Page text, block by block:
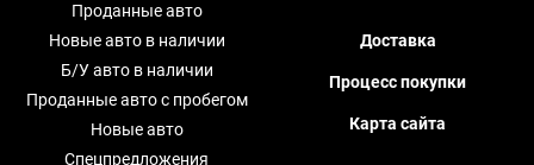
Проданные авто
Новые авто в наличии
Б/У авто в наличии
Проданные авто с пробегом
Новые авто
Спецпредложения
Доставка
Процесс покупки
Карта сайта